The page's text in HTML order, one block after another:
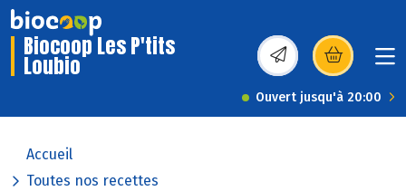
Biocoop Les P'tits
Loubio (s’ouvre dans une
Ouvert jusqu'à 20:00
Accueil
Toutes nos recettes